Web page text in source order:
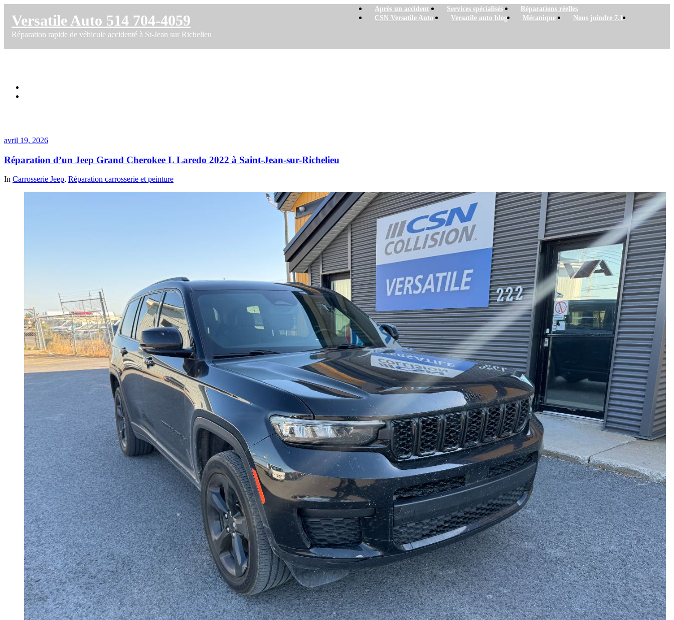
Versatile Auto 514 704-4059
Réparation rapide de véhicule accidenté à St-Jean sur Richelieu
Après un accident Services spécialisés
Réparations réelles
CSN Versatile Auto
Versatile auto blog Mécanique Nous joindre 7.1
avril 19, 2026
Réparation d’un Jeep Grand Cherokee L Laredo 2022 à Saint-Jean-sur-Richelieu
In Carrosserie Jeep, Réparation carrosserie et peinture